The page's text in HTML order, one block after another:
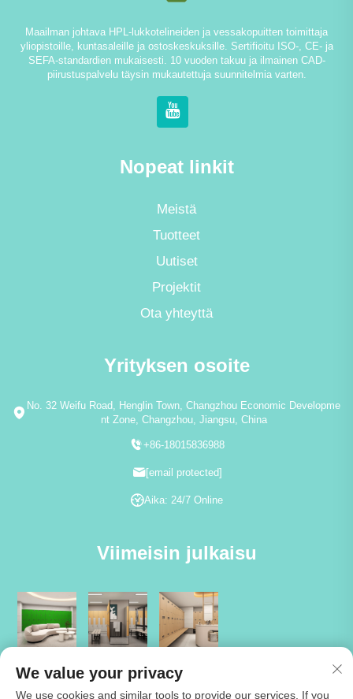
Maailman johtava HPL-lukkotelineiden ja vessakopuitten toimittaja
yliopistoille, kuntasaleille ja ostoskeskuksille. Sertifioitu ISO-, CE- ja
SEFA-standardien mukaisesti. 10 vuoden takuu ja ilmainen CAD-
piirustuspalvelu täysin mukautettuja suunnitelmia varten.
Nopeat linkit
Meistä
Tuotteet
Uutiset
Projektit
Ota yhteyttä
Yrityksen osoite
No. 32 Weifu Road, Henglin Town, Changzhou Economic Developme
nt Zone, Changzhou, Jiangsu, China
+86-18015836988
[email protected]
Aika: 24/7 Online
Viimeisin julkaisu
We value your privacy
We use cookies and similar tools to provide our services. If you